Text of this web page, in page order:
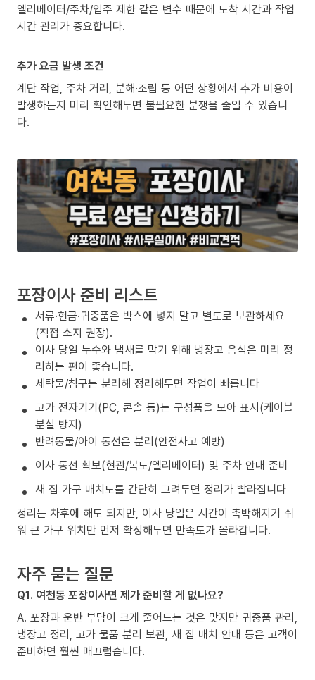
엘리베이터/주차/입주 제한 같은 변수 때문에 도착 시간과 작업
시간 관리가 중요합니다.
추가 요금 발생 조건
계단 작업, 주차 거리, 분해·조립 등 어떤 상황에서 추가 비용이
발생하는지 미리 확인해두면 불필요한 분쟁을 줄일 수 있습니
다.
포장이사 준비 리스트
서류·현금·귀중품은 박스에 넣지 말고 별도로 보관하세요
(직접 소지 권장).
이사 당일 누수와 냄새를 막기 위해 냉장고 음식은 미리 정
리하는 편이 좋습니다.
세탁물/침구는 분리해 정리해두면 작업이 빠릅니다
고가 전자기기(PC, 콘솔 등)는 구성품을 모아 표시(케이블
분실 방지)
반려동물/아이 동선은 분리(안전사고 예방)
이사 동선 확보(현관/복도/엘리베이터) 및 주차 안내 준비
새 집 가구 배치도를 간단히 그려두면 정리가 빨라집니다
정리는 차후에 해도 되지만, 이사 당일은 시간이 촉박해지기 쉬
워 큰 가구 위치만 먼저 확정해두면 만족도가 올라갑니다.
자주 묻는 질문
Q1. 여천동 포장이사면 제가 준비할 게 없나요?
A. 포장과 운반 부담이 크게 줄어드는 것은 맞지만 귀중품 관리,
냉장고 정리, 고가 물품 분리 보관, 새 집 배치 안내 등은 고객이
준비하면 훨씬 매끄럽습니다.